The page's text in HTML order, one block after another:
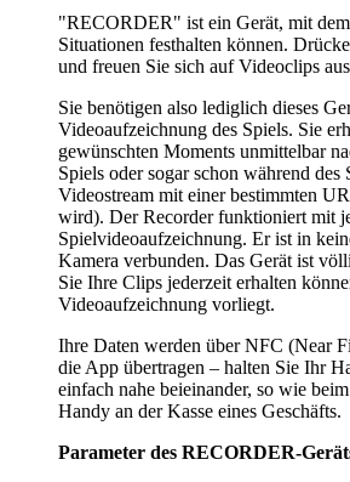
war:
€ 99,00
ist:
€ 79,00.
"RECORDER" ist ein Gerät, mit dem
Situationen festhalten können.
und freuen Sie sich auf Videoclips
Sie benötigen also lediglich dieses
Videoaufzeichnung des Spiels. Sie
gewünschten Moments unmittelbar
Spiels oder sogar schon während
Videostream mit einer bestimmten
wird). Der Recorder funktioniert mit
Spielvideoaufzeichnung. Er ist in
Kamera verbunden. Das Gerät ist
Sie Ihre Clips jederzeit erhalten
Videoaufzeichnung vorliegt.
Ihre Daten werden über NFC (Near
die App übertragen – halten Sie Ihr
einfach nahe beieinander, so wie
Handy an der Kasse eines Geschäfts.
Parameter des RECORDER-